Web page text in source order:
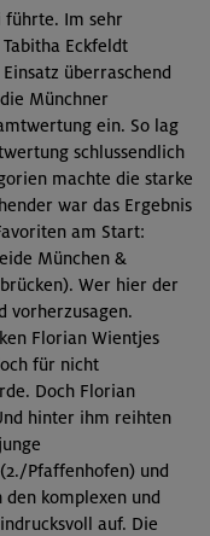
führte. Im sehr
Eckfeldt
überraschend
Münchner
ein. So lag
schlussendlich
machte die starke
war das Ergebnis
am Start:
München &
Wer hier der
vorherzusagen.
Florian Wientjes
für nicht
Doch Florian
hinter ihm reihten
Pfaffenhofen) und
komplexen und
auf. Die